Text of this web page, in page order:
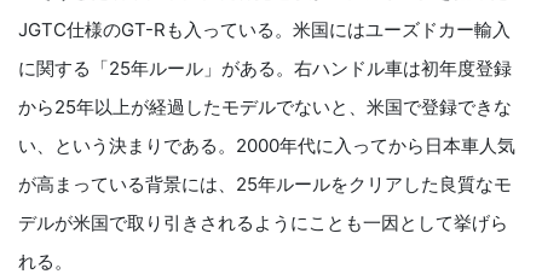
JGTC仕様のGT-Rも入っている。米国にはユーズドカー輸入
に関する「25年ルール」がある。右ハンドル車は初年度登録
から25年以上が経過したモデルでないと、米国で登録できな
い、という決まりである。2000年代に入ってから日本車人気
が高まっている背景には、25年ルールをクリアした良質なモ
デルが米国で取り引きされるようにことも一因として挙げら
れる。